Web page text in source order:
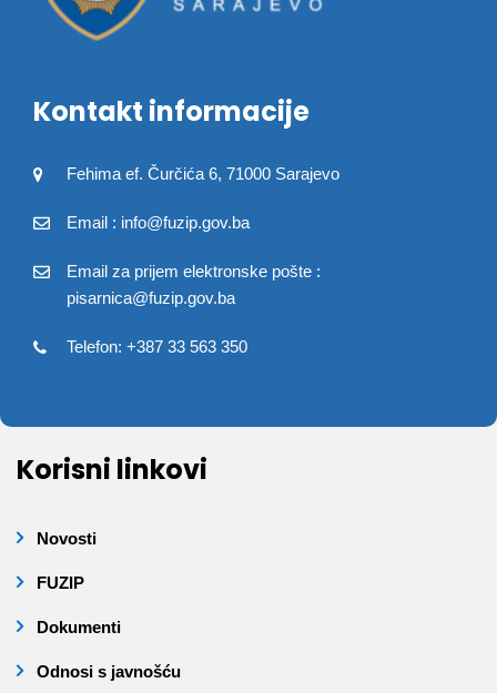
Kontakt informacije
Fehima ef. Čurčića 6, 71000 Sarajevo
Email : info@fuzip.gov.ba
Email za prijem elektronske pošte :
pisarnica@fuzip.gov.ba
Telefon: +387 33 563 350
Korisni linkovi
Novosti
FUZIP
Dokumenti
Odnosi s javnošću